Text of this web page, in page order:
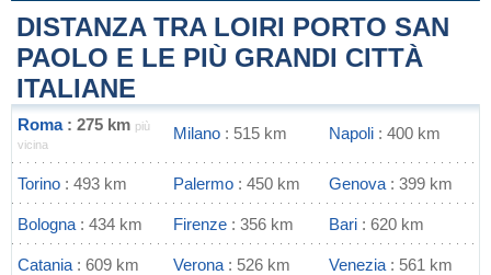
DISTANZA TRA LOIRI PORTO SAN
PAOLO E LE PIÙ GRANDI CITTÀ
ITALIANE
Roma: 275 km più
vicina
Milano : 515 km Napoli : 400 km
Torino : 493 km Palermo : 450 km Genova : 399 km
Bologna : 434 km Firenze : 356 km Bari : 620 km
Catania : 609 km Verona : 526 km Venezia : 561 km